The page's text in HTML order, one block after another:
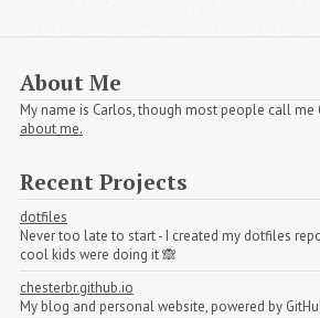
About Me
My name is Carlos, though most people call me
about me.
Recent Projects
dotfiles
Never too late to start - I created my dotfiles
cool kids were doing it 🙈
chesterbr.github.io
My blog and personal website, powered by